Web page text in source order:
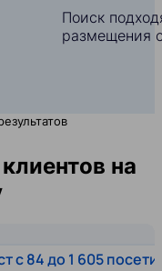
Поиск
размещения
на
с 84 до 1 605